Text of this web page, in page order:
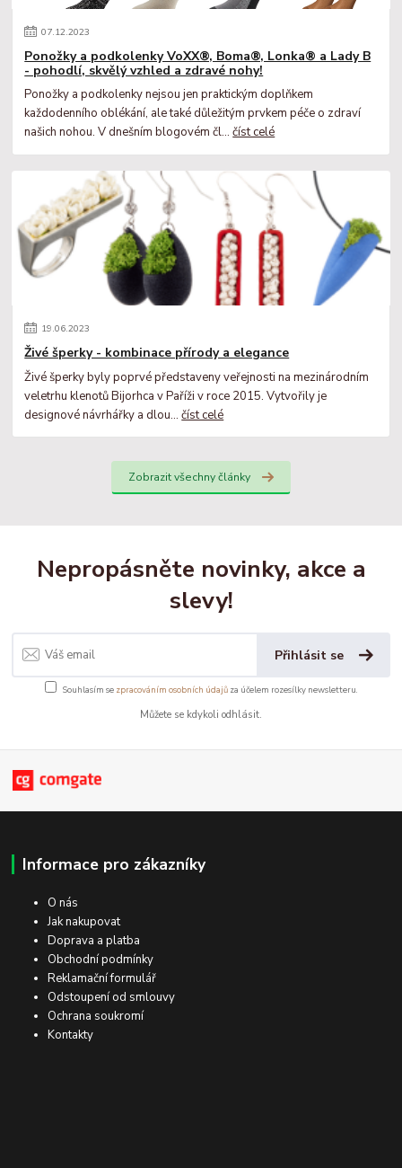
07.12.2023
Ponožky a podkolenky VoXX®, Boma®, Lonka® a Lady B
- pohodlí, skvělý vzhled a zdravé nohy!
Ponožky a podkolenky nejsou jen praktickým doplňkem
každodenního oblékání, ale také důležitým prvkem péče o zdraví
našich nohou. V dnešním blogovém čl...číst celé
19.06.2023
Živé šperky - kombinace přírody a elegance
Živé šperky byly poprvé představeny veřejnosti na mezinárodním
veletrhu klenotů Bijorhca v Paříži v roce 2015. Vytvořily je
designové návrhářky a dlou...číst celé
Zobrazit všechny články
Nepropásněte novinky, akce a
slevy!
Přihlásit se
Souhlasím se zpracováním osobních údajůza účelem rozesílky newsletteru.
Můžete se kdykoli odhlásit.
Informace pro zákazníky
O nás
Jak nakupovat
Doprava a platba
Obchodní podmínky
Reklamační formulář
Odstoupení od smlouvy
Ochrana soukromí
Kontakty